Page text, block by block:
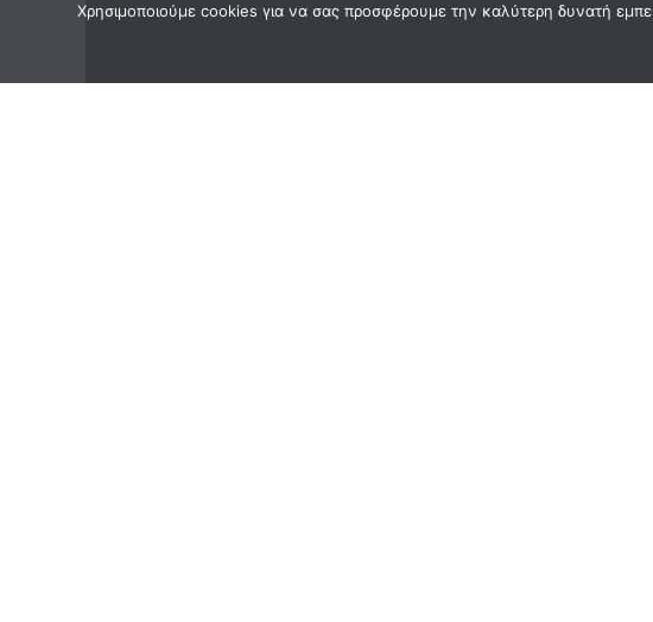
Χρησιμοποιούμε cookies για να σας προσφέρουμε την καλύτερη δυνατή